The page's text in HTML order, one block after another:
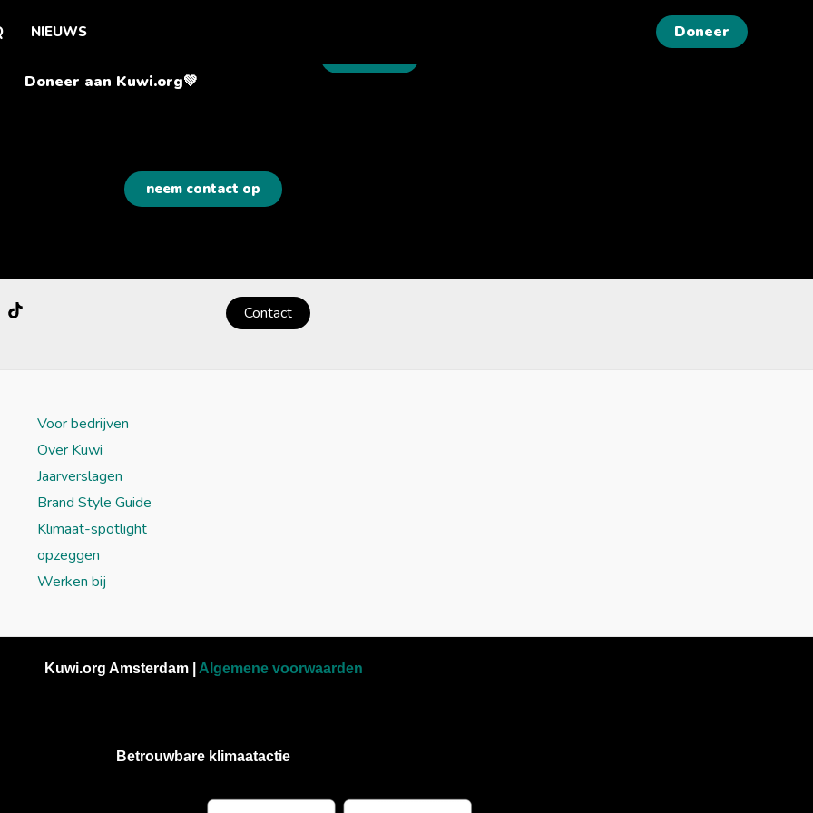
NIEUWS Doneer
Doneer aan Kuwi.org💚
neem contact op
Contact
Voor bedrijven
Over Kuwi
Jaarverslagen
Brand Style Guide
Klimaat-spotlight
opzeggen
Werken bij
Kuwi.org Amsterdam | Algemene voorwaarden
Betrouwbare klimaatactie